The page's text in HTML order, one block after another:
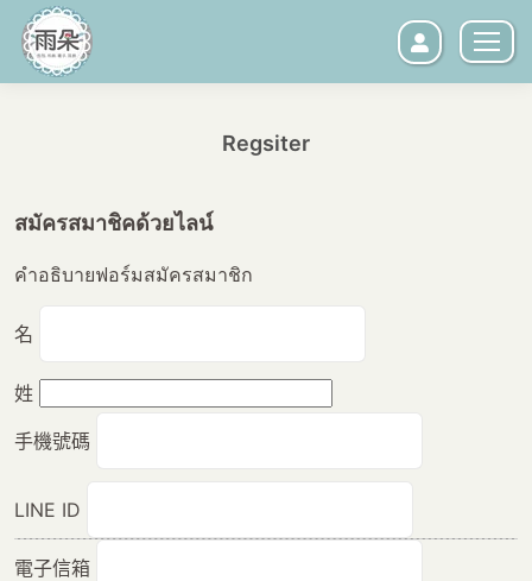
Regsiter
สมัครสมาชิคด้วยไลน์
คำอธิบายฟอร์มสมัครสมาชิก
名
姓
手機號碼
LINE ID
電子信箱